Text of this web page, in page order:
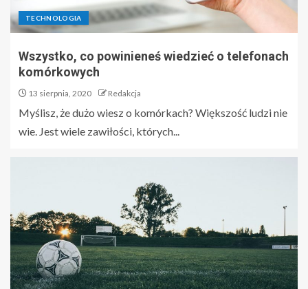
TECHNOLOGIA
Wszystko, co powinieneś wiedzieć o telefonach
komórkowych
13 sierpnia, 2020 Redakcja
Myślisz, że dużo wiesz o komórkach? Większość ludzi nie
wie. Jest wiele zawiłości, których...